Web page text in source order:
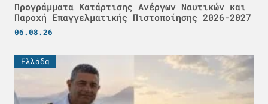
Προγράμματα Κατάρτισης Ανέργων Ναυτικών και
Παροχή Επαγγελματικής Πιστοποίησης 2026-2027
06.08.26
Ελλάδα